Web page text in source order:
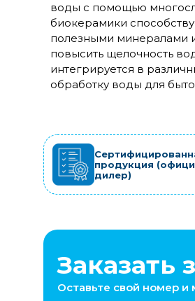
воды с помощью
биокерамики
полезными минералами
повысить щелочность
интегрируется в
обработку воды для
продукция
дилер)
Заказать
Оставьте свой номер